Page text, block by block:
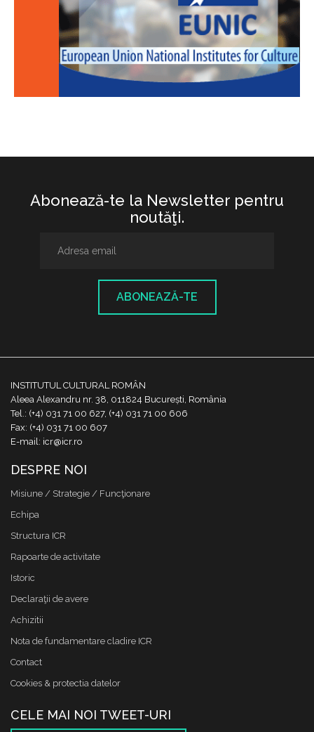
Abonează-te la Newsletter pentru
noutăţi.
ABONEAZĂ-TE
INSTITUTUL CULTURAL ROMÂN
Aleea Alexandru nr. 38, 011824 București, România
Tel.: (+4) 031 71 00 627, (+4) 031 71 00 606
Fax: (+4) 031 71 00 607
E-mail: icr@icr.ro
DESPRE NOI
Misiune / Strategie / Funcţionare
Echipa
Structura ICR
Rapoarte de activitate
Istoric
Declaraţii de avere
Achizitii
Nota de fundamentare cladire ICR
Contact
Cookies & protectia datelor
CELE MAI NOI TWEET-URI